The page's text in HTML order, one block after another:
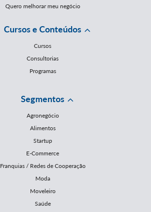
Quero melhorar meu negócio
Cursos e Conteúdos
Cursos
Consultorias
Programas
Segmentos
Agronegócio
Alimentos
Startup
E-Commerce
Franquias / Redes de Cooperação
Moda
Moveleiro
Saúde